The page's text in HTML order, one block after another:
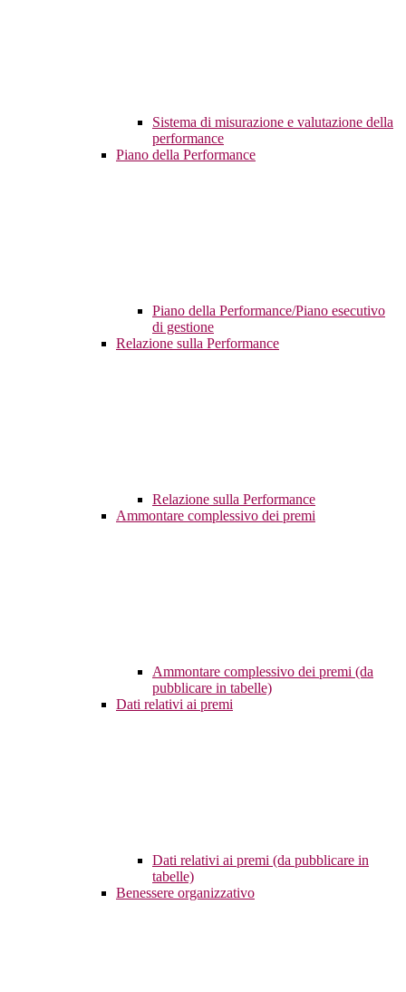
Sistema di misurazione e valutazione della
performance
Piano della Performance
Piano della Performance/Piano esecutivo
di gestione
Relazione sulla Performance
Relazione sulla Performance
Ammontare complessivo dei premi
Ammontare complessivo dei premi (da
pubblicare in tabelle)
Dati relativi ai premi
Dati relativi ai premi (da pubblicare in
tabelle)
Benessere organizzativo